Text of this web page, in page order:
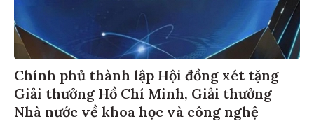
Chính phủ thành lập Hội đồng xét tặng
Giải thưởng Hồ Chí Minh, Giải thưởng
Nhà nước về khoa học và công nghệ